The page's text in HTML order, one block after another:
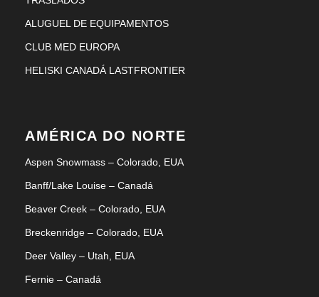
ALUGUEL DE EQUIPAMENTOS
CLUB MED EUROPA
HELISKI CANADÁ LASTFRONTIER
AMÉRICA DO NORTE
Aspen Snowmass – Colorado, EUA
Banff/Lake Louise – Canadá
Beaver Creek – Colorado, EUA
Breckenridge – Colorado, EUA
Deer Valley – Utah, EUA
Fernie – Canadá